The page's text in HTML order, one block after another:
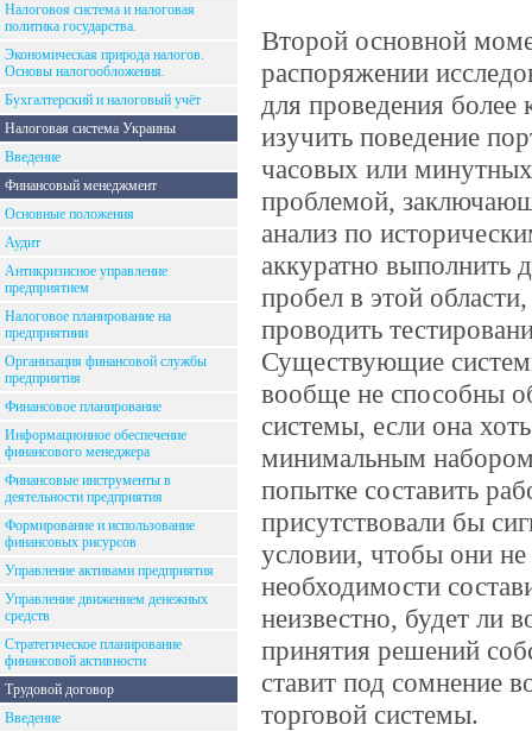
Налоговоя система и налоговая
политика государства.
Экономическая природа налогов.
Основы налогообложения.
Бухгалтерский и налоговый учёт
Налоговая система Украины
Введение
Финансовый менеджмент
Основные положения
Аудит
Антикризисное управление
предприятием
Налоговое планирование на
предприятиии
Организация финансовой службы
предприятия
Финансовое планирование
Информационное обеспечение
финансового менеджера
Финансовые инструменты в
деятельности предприятия
Формирование и использование
финансовых рисурсов
Управление активами предприятия
Управление движением денежных
средств
Стратегическое планирование
финансовой активности
Трудовой договор
Введение
Второй основной
распоряжении
для проведения
изучить поведение
часовых или
проблемой,
анализ по
аккуратно выполнить
пробел в этой
проводить
Существующие
вообще не способны
системы, если она
минимальным набором
попытке составить
присутствовали бы
условии, чтобы они
необходимости
неизвестно, будет ли
принятия решений
ставит под сомнение
торговой системы.